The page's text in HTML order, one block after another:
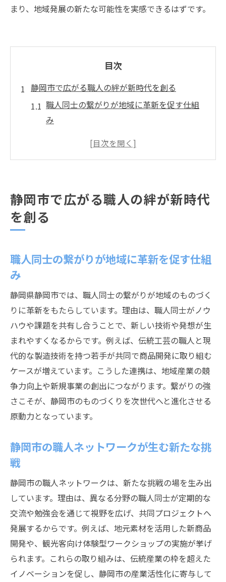
まり、地域発展の新たな可能性を実感できるはずです。
目次
静岡市で広がる職人の絆が新時代を創る
職人同士の繋がりが地域に革新を促す仕組
み
静岡市の職人ネットワークが生む新たな挑
い
職人交流が生む静岡市のものづくりの強み
伝統と革新が交差する職人の現場最前線
法
若手職人が挑む新たな技術と伝統継承の今
革新的な発想で広がる職人コミュニティの
力
静岡市の職人現場で見える未来への挑戦姿
勢
現場発信の職人ネットワークが拓く可能性
技術交流から見える静岡市ものづくり力
異分野職人とのコラボレーションがもたら
ものづくり現場で進む知識共有の実例紹介
技術伝承とイノベーションの両立を目指し
て
職人ネットワークが支える静岡市の製造現
場
地域全体で高まる職人技術の新しい価値
静岡市で広がる職人の絆が新時代
を創る
職人同士の繋がりが地域に革新を促す仕組
み
静岡県静岡市では、職人同士の繋がりが地域のものづく
りに革新をもたらしています。理由は、職人同士がノウ
ハウや課題を共有し合うことで、新しい技術や発想が生
まれやすくなるからです。例えば、伝統工芸の職人と現
代的な製造技術を持つ若手が共同で商品開発に取り組む
ケースが増えています。こうした連携は、地域産業の競
争力向上や新規事業の創出につながります。繋がりの強
さこそが、静岡市のものづくりを次世代へと進化させる
原動力となっています。
静岡市の職人ネットワークが生む新たな挑
戦
静岡市の職人ネットワークは、新たな挑戦の場を生み出
しています。理由は、異なる分野の職人同士が定期的な
交流や勉強会を通じて視野を広げ、共同プロジェクトへ
発展するからです。例えば、地元素材を活用した新商品
開発や、観光客向け体験型ワークショップの実施が挙げ
られます。これらの取り組みは、伝統産業の枠を超えた
イノベーションを促し、静岡市の産業活性化に寄与して